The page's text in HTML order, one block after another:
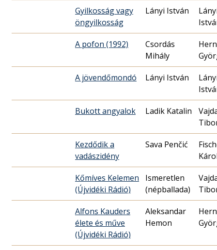
Gyilkosság vagy
öngyilkosság
Lányi István
A pofon (1992)
Csordás
Mihály
A jövendőmondó Lányi István
Bukott angyalok Ladik Katalin
Kezdődik a
vadászidény
Sava Penčić
Kőmíves Kelemen
(Újvidéki Rádió)
Ismeretlen
(népballada)
Alfons Kauders
élete és műve
(Újvidéki Rádió)
Aleksandar
Hemon